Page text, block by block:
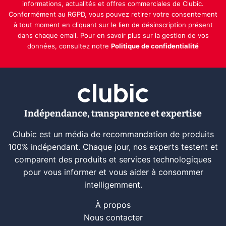
informations, actualités et offres commerciales de Clubic.
Conformément au RGPD, vous pouvez retirer votre consentement
à tout moment en cliquant sur le lien de désinscription présent
dans chaque email. Pour en savoir plus sur la gestion de vos
données, consultez notre Politique de confidentialité
Indépendance, transparence et expertise
Clubic est un média de recommandation de produits
100% indépendant. Chaque jour, nos experts testent et
comparent des produits et services technologiques
pour vous informer et vous aider à consommer
intelligemment.
À propos
Nous contacter